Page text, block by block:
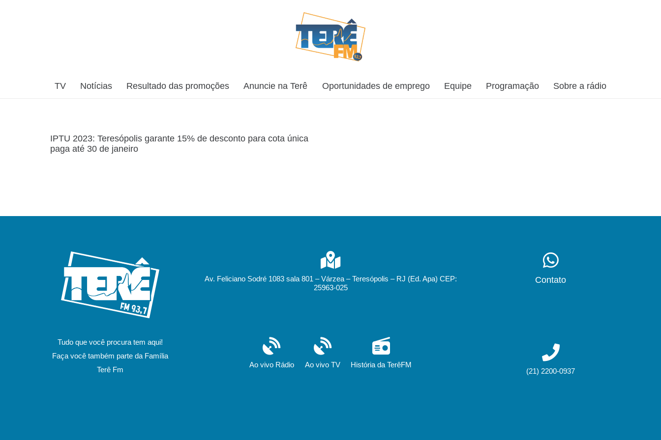
TV Notícias Resultado das promoções Anuncie na Terê Oportunidades de emprego Equipe Programação Sobre a rádio
IPTU 2023: Teresópolis garante 15% de desconto para cota única
paga até 30 de janeiro
Tudo que você procura tem aqui!
Faça você também parte da Família
Terê Fm
Av. Feliciano Sodré 1083 sala 801 – Várzea – Teresópolis – RJ (Ed. Apa) CEP:
25963-025
Ao vivo Rádio Ao vivo TV História da TerêFM
Contato
(21) 2200-0937